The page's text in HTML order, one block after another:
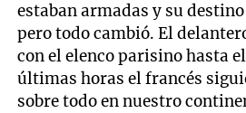
estaban armadas y su
pero todo cambió. El
con el elenco parisino hasta
últimas horas el francés
sobre todo en nuestro